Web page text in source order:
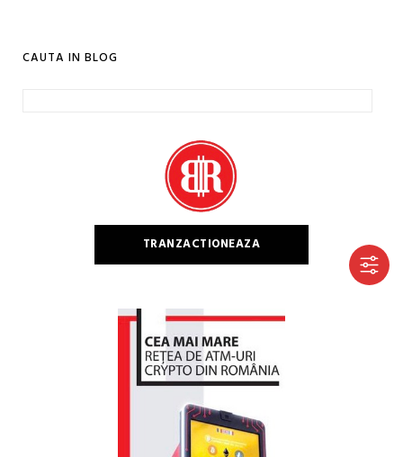
CAUTA IN BLOG
TRANZACTIONEAZA